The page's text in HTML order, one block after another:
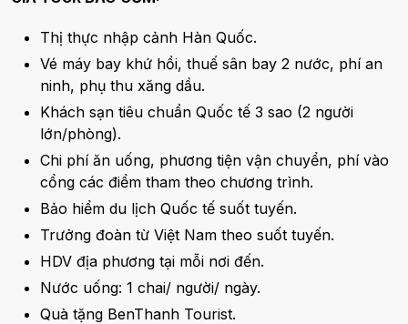
Thị thực nhập cảnh Hàn Quốc.
Vé máy bay khứ hồi, thuế sân bay 2 nước, phí an
ninh, phụ thu xăng dầu.
Khách sạn tiêu chuẩn Quốc tế 3 sao (2 người
lớn/phòng).
Chi phí ăn uống, phương tiện vận chuyển, phí vào
cổng các điểm tham theo chương trình.
Bảo hiểm du lịch Quốc tế suốt tuyến.
Trưởng đoàn từ Việt Nam theo suốt tuyến.
HDV địa phương tại mỗi nơi đến.
Nước uống: 1 chai/ người/ ngày.
Quà tặng BenThanh Tourist.